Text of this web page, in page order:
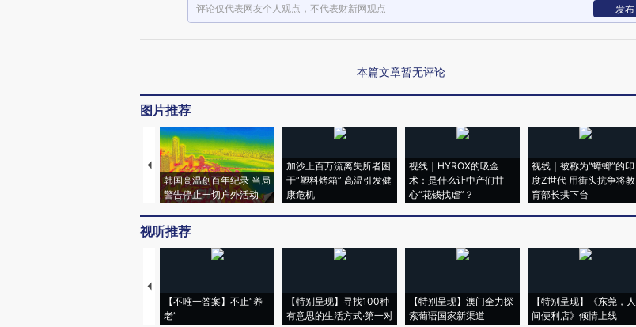
评论仅代表网友个人观点，不代表财新网观点 发布
本篇文章暂无评论
图片推荐
韩国高温创百年纪录 当局
警告停止一切户外活动
加沙上百万流离失所者困
于“塑料烤箱” 高温引发健
康危机
视线｜HYROX的吸金
术：是什么让中产们甘
心“花钱找虐”？
视线｜被称为“蟑螂”的印
度Z世代 用街头抗争将教
育部长拱下台
视听推荐
【不唯一答案】不止“养
老”
【特别呈现】寻找100种
有意思的生活方式·第一对
【特别呈现】澳门全力探
索葡语国家新渠道
【特别呈现】《东莞，人
间便利店》倾情上线